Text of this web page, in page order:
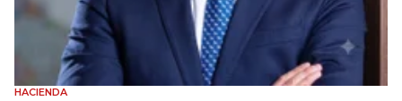
HACIENDA